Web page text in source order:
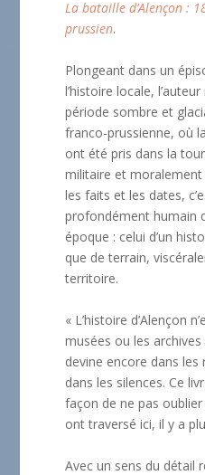
La bataille d’Alençon :
prussien.
Plongeant dans un
l’histoire locale,
période sombre et
franco-prussienne, où
ont été pris dans la
militaire et
les faits et les dates,
profondément humain
époque : celui d’un
que de terrain,
territoire.
« L’histoire d’Alençon
musées ou les
devine encore dans les
dans les silences. Ce
façon de ne pas
ont traversé ici, il y a
Avec un sens du détail